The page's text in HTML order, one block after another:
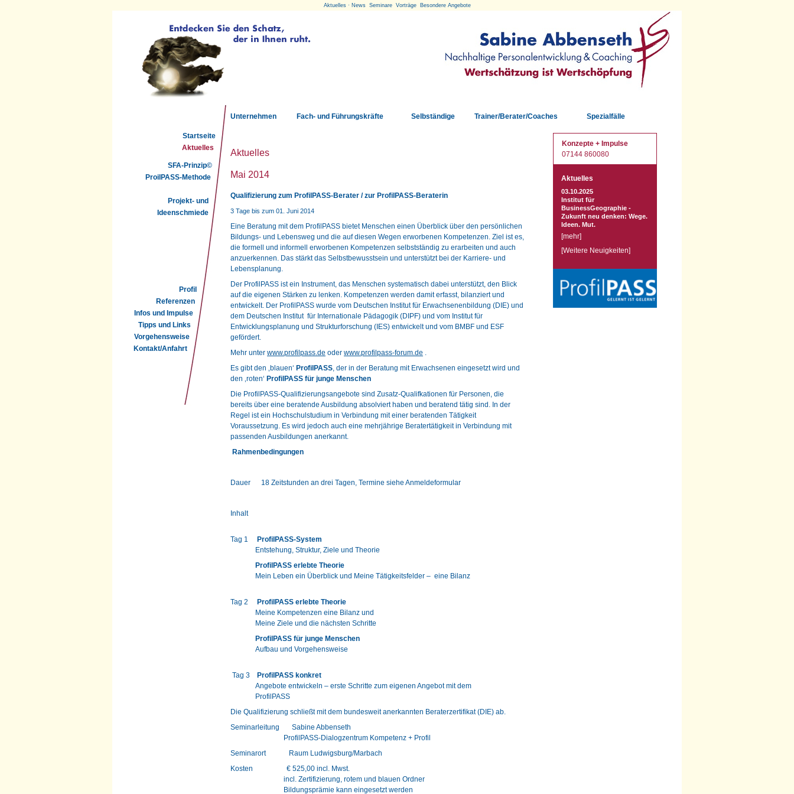
Aktuelles · News Seminare Vorträge Besondere Angebote
Aktuelles
Mai 2014
Qualifizierung zum ProfilPASS-Berater / zur ProfilPASS-Beraterin
3 Tage bis zum 01. Juni 2014
Eine Beratung mit dem ProfilPASS bietet Menschen einen Überblick über den persönlichen
Bildungs- und Lebensweg und die auf diesen Wegen erworbenen Kompetenzen. Ziel ist es,
die formell und informell erworbenen Kompetenzen selbstständig zu erarbeiten und auch
anzuerkennen. Das stärkt das Selbstbewusstsein und unterstützt bei der Karriere- und
Lebensplanung.
Der ProfilPASS ist ein Instrument, das Menschen systematisch dabei unterstützt, den Blick
auf die eigenen Stärken zu lenken. Kompetenzen werden damit erfasst, bilanziert und
entwickelt. Der ProfilPASS wurde vom Deutschen Institut für Erwachsenenbildung (DIE) und
dem Deutschen Institut für Internationale Pädagogik (DIPF) und vom Institut für
Entwicklungsplanung und Strukturforschung (IES) entwickelt und vom BMBF und ESF
gefördert.
Mehr unter www.profilpass.de oder www.profilpass-forum.de .
Es gibt den ‚blauen‘ ProfilPASS, der in der Beratung mit Erwachsenen eingesetzt wird und
den ‚roten‘ ProfilPASS für junge Menschen
Die ProfilPASS-Qualifizierungsangebote sind Zusatz-Qualifkationen für Personen, die
bereits über eine beratende Ausbildung absolviert haben und beratend tätig sind. In der
Regel ist ein Hochschulstudium in Verbindung mit einer beratenden Tätigkeit
Voraussetzung. Es wird jedoch auch eine mehrjährige Beratertätigkeit in Verbindung mit
passenden Ausbildungen anerkannt.
Rahmenbedingungen
Dauer 18 Zeitstunden an drei Tagen, Termine siehe Anmeldeformular
Inhalt
Tag 1
ProfilPASS-System
Entstehung, Struktur, Ziele und Theorie
ProfilPASS erlebte Theorie
Mein Leben ein Überblick und Meine Tätigkeitsfelder – eine Bilanz
Tag 2
ProfilPASS erlebte Theorie
Meine Kompetenzen eine Bilanz und
Meine Ziele und die nächsten Schritte
ProfilPASS für junge Menschen
Aufbau und Vorgehensweise
Tag 3
ProfilPASS konkret
Angebote entwickeln – erste Schritte zum eigenen Angebot mit dem
ProfilPASS
Die Qualifizierung schließt mit dem bundesweit anerkannten Beraterzertifikat (DIE) ab.
Seminarleitung Sabine Abbenseth
ProfilPASS-Dialogzentrum Kompetenz + Profil
Seminarort Raum Ludwigsburg/Marbach
Kosten € 525,00 incl. Mwst.
incl. Zertifizierung, rotem und blauen Ordner
Bildungsprämie kann eingesetzt werden
Startseite
Aktuelles
SFA-Prinzip©
ProilPASS-Methode
Projekt- und
Ideenschmiede
Profil
Referenzen
Infos und Impulse
Vorgehensweise
Kontakt/Anfahrt
Tipps und Links
Unternehmen Fach- und Führungskräfte Selbständige Trainer/Berater/Coaches Spezialfälle
Konzepte + Impulse
07144 860080
Aktuelles
03.10.2025
Institut für
BusinessGeographie -
Zukunft neu denken: Wege.
Ideen. Mut.
[mehr]
[Weitere Neuigkeiten]